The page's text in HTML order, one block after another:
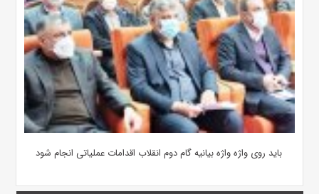
باید روی واژه واژه بیانیه گام دوم انقلاب اقدامات عملیاتی انجام شود